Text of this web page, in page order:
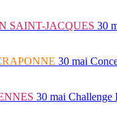
SAINT-JACQUES 30
30 mai
30 mai Challenge